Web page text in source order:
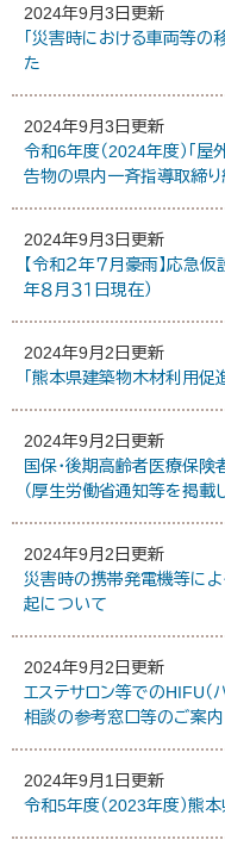
2024年9月3日更新
「災害時における車両等の
た
2024年9月3日更新
令和6年度（2024年度）「
告物の県内一斉指導取締
2024年9月3日更新
【令和２年７月豪雨】応急
年８月３１日現在）
2024年9月2日更新
「熊本県建築物木材利用促
2024年9月2日更新
国保・後期高齢者医療保険
（厚生労働省通知等を掲載し
2024年9月2日更新
災害時の携帯発電機等に
起について
2024年9月2日更新
エステサロン等でのHIFU（
相談の参考窓口等のご案内
2024年9月1日更新
令和5年度（2023年度）熊